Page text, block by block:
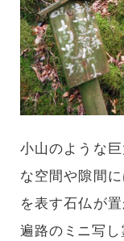
小山のような
な空間や隙間
を表す石仏が
遍路のミニ写し